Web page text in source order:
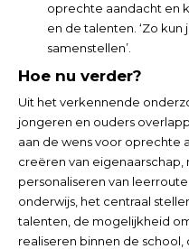
oprechte aandacht en
en de talenten. ‘Zo
samenstellen’.
Hoe nu verder?
Uit het verkennende
jongeren en ouders
aan de wens voor oprechte
creëren van
personaliseren van
onderwijs, het centraal
talenten, de mogelijkheid
realiseren binnen de